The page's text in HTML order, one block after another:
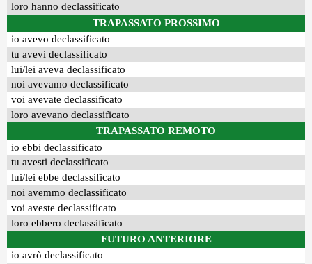
loro hanno declassificato
TRAPASSATO PROSSIMO
io avevo declassificato
tu avevi declassificato
lui/lei aveva declassificato
noi avevamo declassificato
voi avevate declassificato
loro avevano declassificato
TRAPASSATO REMOTO
io ebbi declassificato
tu avesti declassificato
lui/lei ebbe declassificato
noi avemmo declassificato
voi aveste declassificato
loro ebbero declassificato
FUTURO ANTERIORE
io avrò declassificato